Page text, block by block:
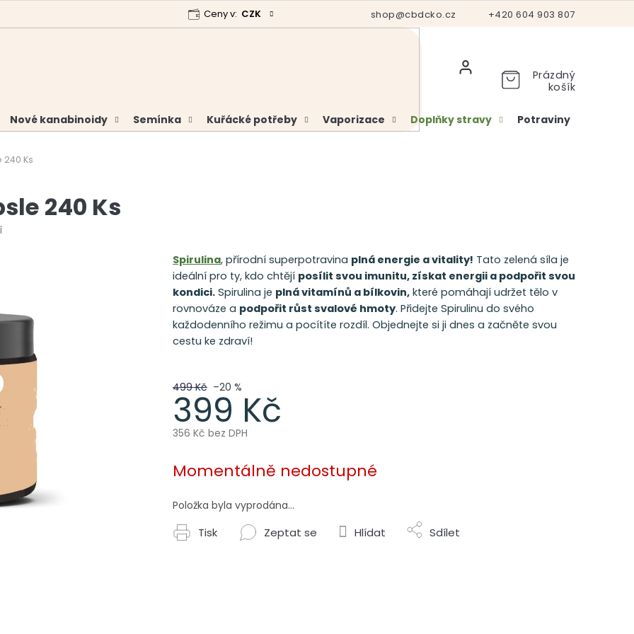
+420 604 903 807
shop@cbdcko.cz
Analýzy a certifikáty Hodnocení obchodu Vrácení a reklamace
Ceny v: CZK
Prázdný
košík
Nové kanabinoidy Semínka Kuřácké potřeby Vaporizace Doplňky stravy Potraviny
240 Ks
240 Ks
499 Kč –20 %
399 Kč
356 Kč bez DPH
cena:
Momentálně nedostupné
Položka byla vyprodána…
Spirulina, přírodní superpotravina plná energie a vitality! Tato zelená síla je
ideální pro ty, kdo chtějí posílit svou imunitu, získat energii a podpořit svou
kondici. Spirulina je plná vitamínů a bílkovin, které pomáhají udržet tělo v
rovnováze a podpořit růst svalové hmoty. Přidejte Spirulinu do svého
každodenního režimu a pocítíte rozdíl. Objednejte si ji dnes a začněte svou
cestu ke zdraví!
Tisk Zeptat se Hlídat Sdílet